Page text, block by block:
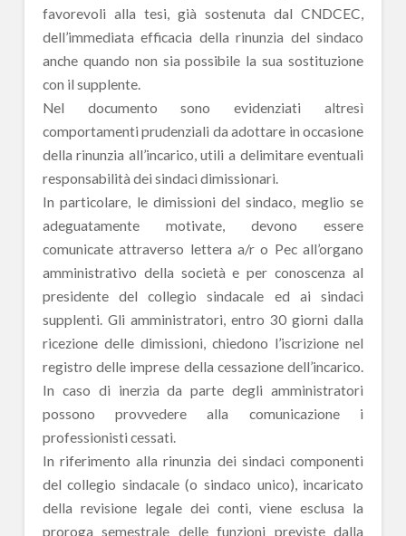
favorevoli alla tesi, già sostenuta dal CNDCEC,
dell’immediata efficacia della rinunzia del sindaco
anche quando non sia possibile la sua sostituzione
con il supplente.
Nel documento sono evidenziati altresì
comportamenti prudenziali da adottare in occasione
della rinunzia all’incarico, utili a delimitare eventuali
responsabilità dei sindaci dimissionari.
In particolare, le dimissioni del sindaco, meglio se
adeguatamente motivate, devono essere
comunicate attraverso lettera a/r o Pec all’organo
amministrativo della società e per conoscenza al
presidente del collegio sindacale ed ai sindaci
supplenti. Gli amministratori, entro 30 giorni dalla
ricezione delle dimissioni, chiedono l’iscrizione nel
registro delle imprese della cessazione dell’incarico.
In caso di inerzia da parte degli amministratori
possono provvedere alla comunicazione i
professionisti cessati.
In riferimento alla rinunzia dei sindaci componenti
del collegio sindacale (o sindaco unico), incaricato
della revisione legale dei conti, viene esclusa la
proroga semestrale delle funzioni previste dalla